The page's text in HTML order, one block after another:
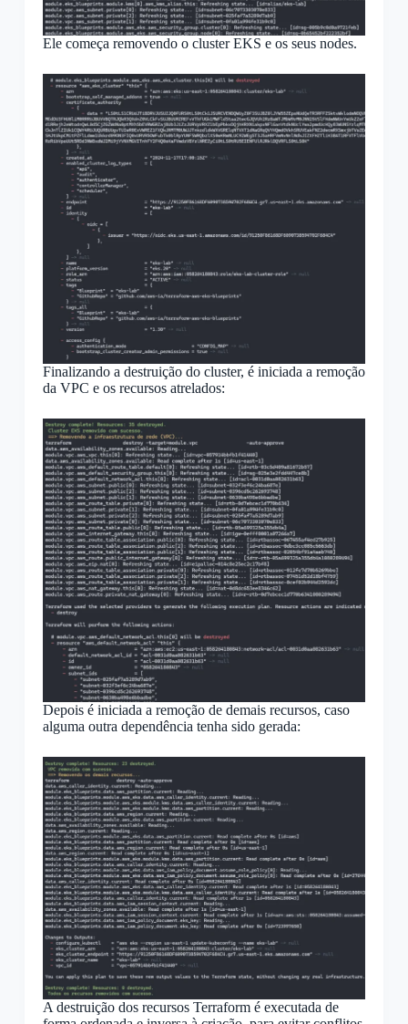
Ele começa removendo o cluster EKS e os seus nodes.
Finalizando a destruição do cluster, é iniciada a remoção
da VPC e os recursos atrelados:
Depois é iniciada a remoção de demais recursos, caso
alguma outra dependência tenha sido gerada:
A destruição dos recursos Terraform é executada de